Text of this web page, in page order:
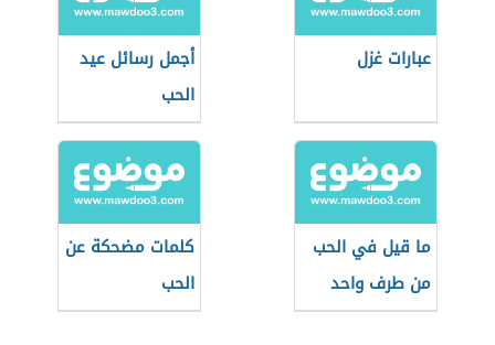
عبارات غزل
أجمل رسائل عيد
الحب
ما قيل في الحب
من طرف واحد
كلمات مضحكة عن
الحب